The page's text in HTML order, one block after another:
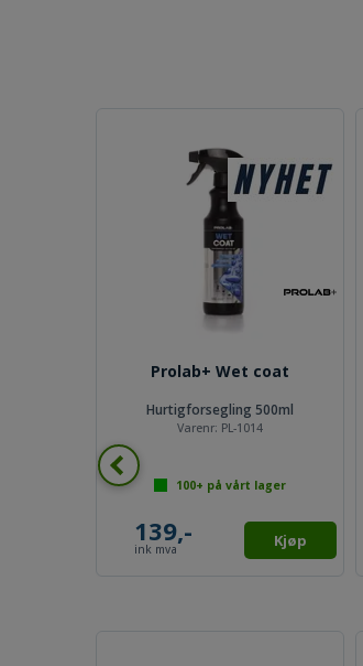
Prolab+ Wet coat
Hurtigforsegling 500ml
Varenr: PL-1014
139,-
ink mva
100+ på vårt lager
Kjøp